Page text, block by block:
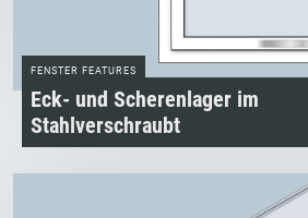
FENSTER FEATURES
Eck­- und Scherenlager im
Stahlverschraubt